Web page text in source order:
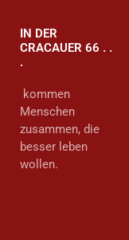
IN DER
CRACAUER 66 . .
.
kommen
Menschen
zusammen, die
besser leben
wollen.